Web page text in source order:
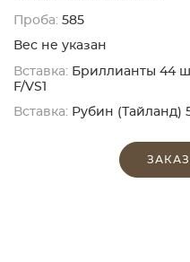
Проба: 585
Вес не указан
Вставка: Бриллианты 44
F/VS1
Вставка: Рубин (Тайланд)